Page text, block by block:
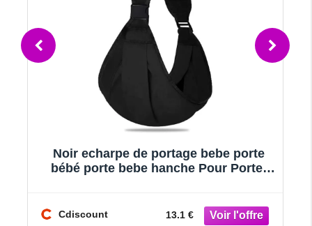
Noir echarpe de portage bebe porte
bébé porte bebe hanche Pour Porte-
Cdiscount 13.1 €